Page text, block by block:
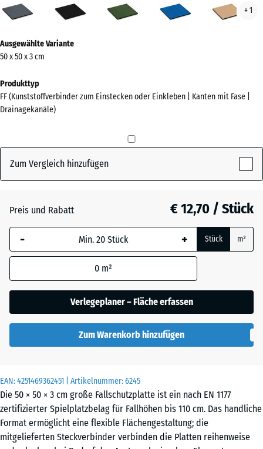
EAN:4251469362451 | Artikelnummer:6245
Die 50 × 50 × 3 cm große Fallschutzplatte ist ein nach EN 1177
zertifizierter Spielplatzbelag für Fallhöhen bis 110 cm. Das handliche
Format ermöglicht eine flexible Flächengestaltung; die
mitgelieferten Steckverbinder verbinden die Platten reihenweise
(active)
+ 1
Informationen
zu
Farben?
Farbpalette
(active)
Grasgrün - € 1,80
Himmelblau
Sandbeige + € 0,40
Ausgewählte Variante
50 x 50 x 3 cm
Produkttyp
FF (Kunststoffverbinder zum Einstecken oder Einkleben | Kanten mit Fase |
Drainagekanäle)
Zum Vergleich hinzufügen
Preis und Rabatt € 12,70 / Stück
- + Stück m²
0 m²
Verlegeplaner – Fläche erfassen
Zum Warenkorb hinzufügen